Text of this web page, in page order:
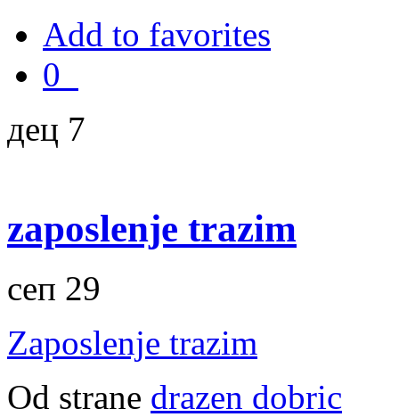
Add to favorites
0
дец 7
zaposlenje trazim
сеп 29
Zaposlenje trazim
Od strane drazen dobric